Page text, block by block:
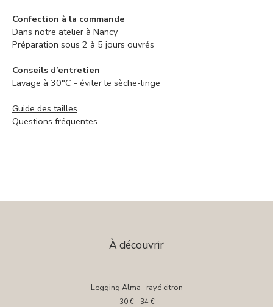
Confection à la commande
Dans notre atelier à Nancy
Préparation sous 2 à 5 jours ouvrés
Conseils d’entretien
Lavage à 30°C - éviter le sèche-linge
Guide des tailles
Questions fréquentes
À découvrir
Legging Alma · rayé citron
30 €- 34 €